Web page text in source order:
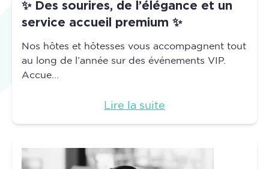
✨ Des sourires, de l’élégance et un
service accueil premium ✨
Nos hôtes et hôtesses vous accompagnent tout
au long de l’année sur des événements VIP.
Accue...
Lire la suite